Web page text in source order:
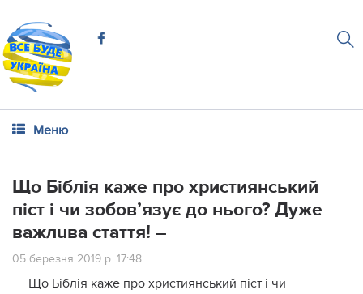
Меню
Що Біблія каже про християнський
піст і чи зобов’язує до нього? Дyже
вaжлuва стаття! –
05 березня 2019 р. 17:48
Що Біблія каже про християнський піст і чи